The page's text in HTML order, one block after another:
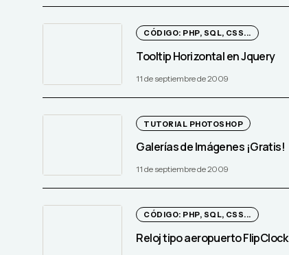
CÓDIGO: PHP, SQL, CSS...
Tooltip Horizontal en Jquery
11 de septiembre de 2009
TUTORIAL PHOTOSHOP
Galerías de Imágenes ¡Gratis!
11 de septiembre de 2009
CÓDIGO: PHP, SQL, CSS...
Reloj tipo aeropuerto FlipClock